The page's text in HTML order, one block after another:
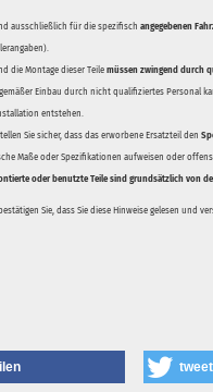
ausschließlich für die spezifisch angegebenen
die Montage dieser Teile müssen zwingend durch
Einbau durch nicht qualifiziertes Personal
entstehen.
Sie sicher, dass das erworbene Ersatzteil den
Maße oder Spezifikationen aufweisen oder
oder benutzte Teile sind grundsätzlich von
Sie, dass Sie diese Hinweise gelesen und
tweet